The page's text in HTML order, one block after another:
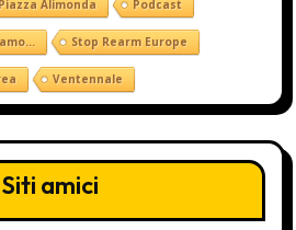
Piazza Alimonda Podcast
Stop Rearm Europe
Ventennale
Siti amici